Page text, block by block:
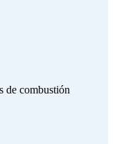
de combustión